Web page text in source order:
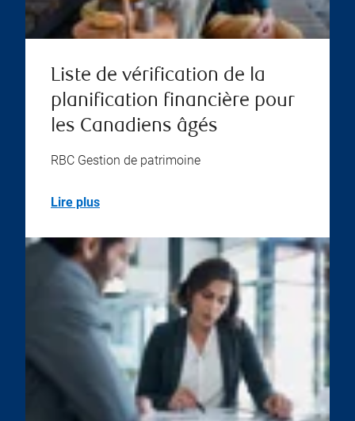
Liste de vérification de la
planification financière pour
les Canadiens âgés
RBC Gestion de patrimoine
Lire plus